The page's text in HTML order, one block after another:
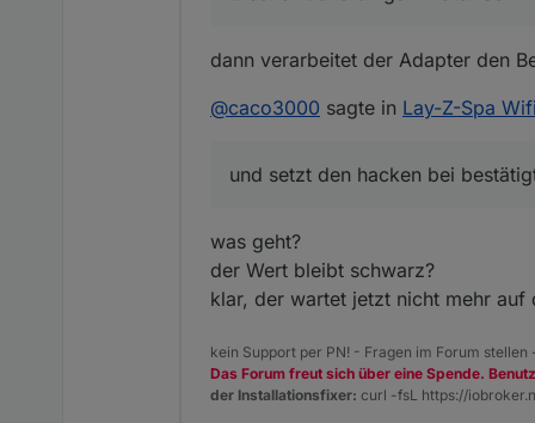
dann verarbeitet der Adapter den
@caco3000 sagte in Lay-Z-Spa
und setzt den hacken bei
was geht?
der Wert bleibt schwarz?
klar, der wartet jetzt nicht mehr auf
kein Support per PN! - Fragen im Forum stellen
Das Forum freut sich über eine Spende.
der Installationsfixer: curl -fsL https://